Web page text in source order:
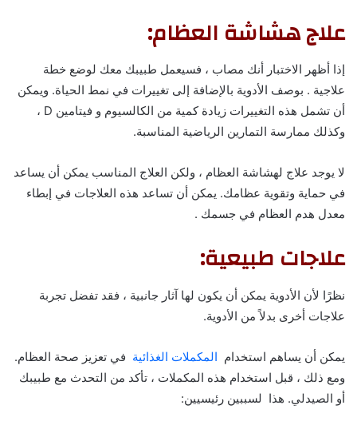
علاج هشاشة العظام:
إذا أظهر الاختبار أنك مصاب ، فسيعمل طبيبك معك لوضع خطة
علاجية . بوصف الأدوية بالإضافة إلى تغييرات في نمط الحياة. ويمكن
أن تشمل هذه التغييرات زيادة كمية من الكالسيوم و فيتامين D ،
وكذلك ممارسة التمارين الرياضية المناسبة.
لا يوجد علاج لهشاشة العظام ، ولكن العلاج المناسب يمكن أن يساعد
في حماية وتقوية عظامك. يمكن أن تساعد هذه العلاجات في إبطاء
معدل هدم العظام في جسمك .
علاجات طبيعية:
نظرًا لأن الأدوية يمكن أن يكون لها آثار جانبية ، فقد تفضل تجربة
علاجات أخرى بدلاً من الأدوية.
يمكن أن يساهم استخدام المكملات الغذائية في تعزيز صحة العظام.
ومع ذلك ، قبل استخدام هذه المكملات ، تأكد من التحدث مع طبيبك
أو الصيدلي. هذا لسببين رئيسيين: